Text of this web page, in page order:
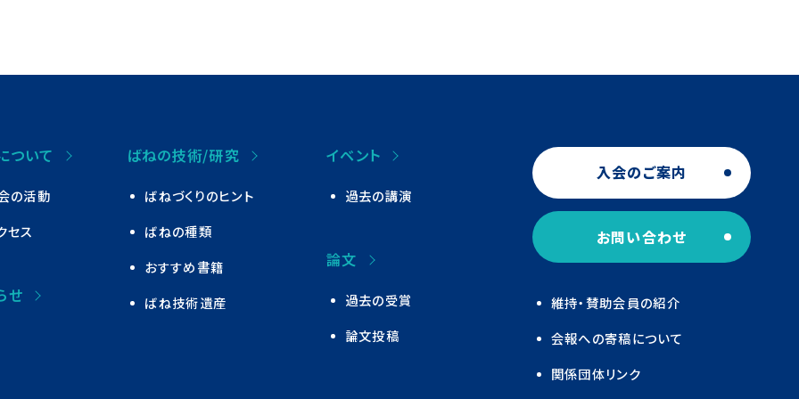
ついて
の活動
セス
せ
ばねの技術/研究
ばねづくりのヒント
ばねの種類
おすすめ書籍
ばね技術遺産
イベント
過去の講演
論文
過去の受賞
論文投稿
入会のご案内
お問い合わせ
維持・賛助会員の紹介
会報への寄稿について
関係団体リンク